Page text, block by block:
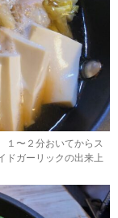
１〜２分おいてからス
ドガーリックの出来上